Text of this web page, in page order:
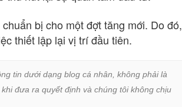
bị cho một đợt tăng mới. Do đó,
thiết lập lại vị trí đầu tiên.
tin dưới dạng blog cá nhân, không phải là
đưa ra quyết định và chúng tôi không chịu